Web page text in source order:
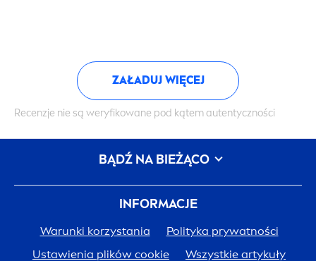
ZAŁADUJ WIĘCEJ
Recenzje nie są weryfikowane pod kątem autentyczności
INFORMACJE
Warunki korzystania
Polityka prywatności
Ustawienia plików cookie
Wszystkie artykuły
BĄDŹ NA BIEŻĄCO